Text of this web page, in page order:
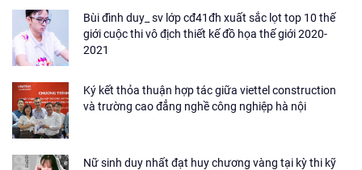
Bùi đình duy_ sv lớp cđ41đh xuất sắc lọt top 10 thế
giới cuộc thi vô địch thiết kế đồ họa thế giới 2020-
2021
Ký kết thỏa thuận hợp tác giữa viettel construction
và trường cao đẳng nghề công nghiệp hà nội
Nữ sinh duy nhất đạt huy chương vàng tại kỳ thi kỹ